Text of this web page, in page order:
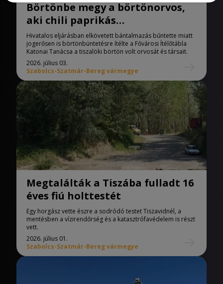
Börtönbe megy a börtönorvos,
aki chili paprikás
bőrfertőtlenítővel kínozta a
betegeket
Hivatalos eljárásban elkövetett bántalmazás bűntette miatt
jogerősen is börtönbüntetésre ítélte a Fővárosi Ítélőtábla
Katonai Tanácsa a tiszalöki börtön volt orvosát és társait.
2026. július 03.
Szabolcs-Szatmár-Bereg vármegye
Megtalálták a Tiszába fulladt 16
éves fiú holttestét
Egy horgász vette észre a sodródó testet Tiszavidnél, a
mentésben a vízirendőrség és a katasztrófavédelem is részt
vett.
2026. július 01.
Szabolcs-Szatmár-Bereg vármegye